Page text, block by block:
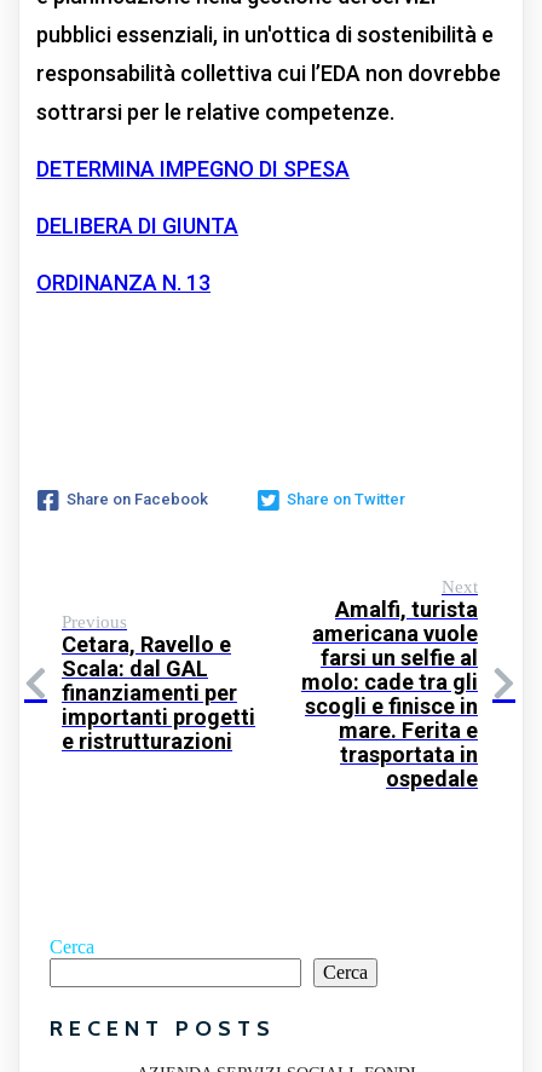
pubblici essenziali, in un'ottica di sostenibilità e
responsabilità collettiva cui l’EDA non dovrebbe
sottrarsi per le relative competenze.
DETERMINA IMPEGNO DI SPESA
DELIBERA DI GIUNTA
ORDINANZA N. 13
Share on Facebook Share on Twitter
Previous
Cetara, Ravello e
Scala: dal GAL
finanziamenti per
importanti progetti
e ristrutturazioni
Next
Amalfi, turista
americana vuole
farsi un selfie al
molo: cade tra gli
scogli e finisce in
mare. Ferita e
trasportata in
ospedale
Cerca
Cerca
RECENT POSTS